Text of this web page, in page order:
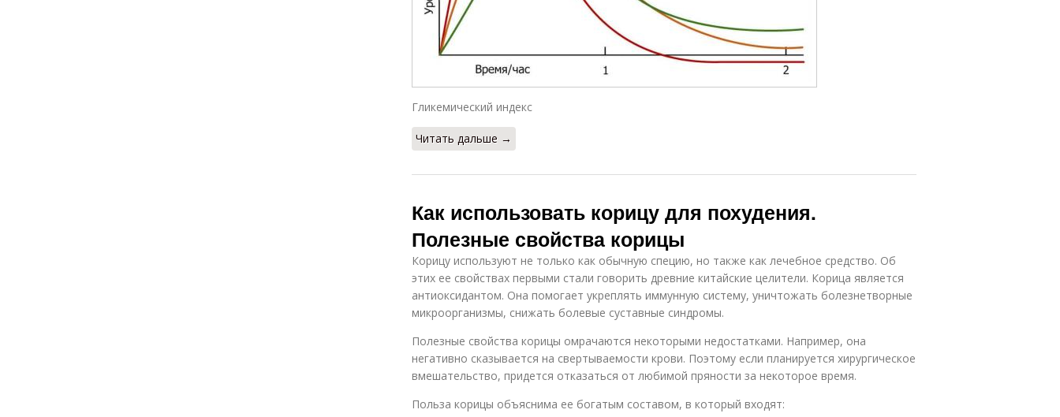
Гликемический индекс
Читать дальше →
Как использовать корицу для похудения.
Полезные свойства корицы
Корицу используют не только как обычную специю, но также как лечебное средство. Об
этих ее свойствах первыми стали говорить древние китайские целители. Корица является
антиоксидантом. Она помогает укреплять иммунную систему, уничтожать болезнетворные
микроорганизмы, снижать болевые суставные синдромы.
Полезные свойства корицы омрачаются некоторыми недостатками. Например, она
негативно сказывается на свертываемости крови. Поэтому если планируется хирургическое
вмешательство, придется отказаться от любимой пряности за некоторое время.
Польза корицы объяснима ее богатым составом, в который входят: